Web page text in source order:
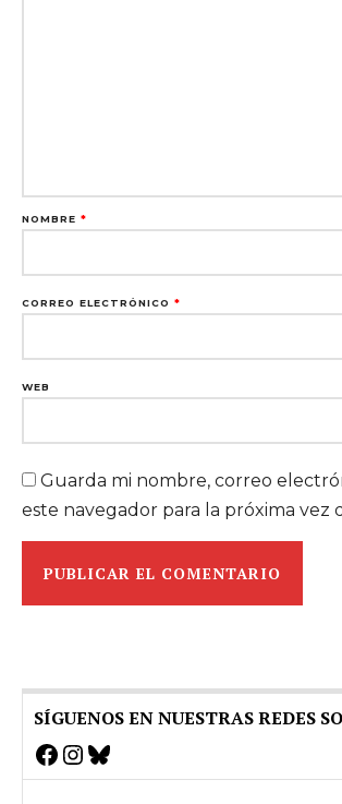
NOMBRE *
CORREO ELECTRÓNICO *
WEB
Guarda mi nombre, correo
este navegador para la próxima vez
SÍGUENOS EN NUESTRAS REDES
Facebook
Instagram
Bluesky